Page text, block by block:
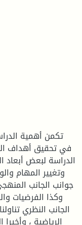
تكمن أهمية
في تحقيق أهداف
الدراسة لبعض أبعاد
وتغيير المهام
جوانب الجانب
وكذا الفرضيات
الجانب النظري
الرياضية ،